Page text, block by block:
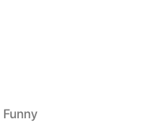
Veröffentlicht
Funny